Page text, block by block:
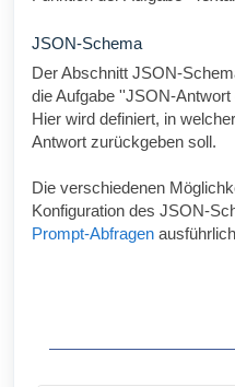
JSON-Schema
Der Abschnitt JSON-
die Aufgabe ''JSON-
Hier wird definiert, in
Antwort zurückgeben soll.
Die verschiedenen
Konfiguration des JSON-
Prompt-Abfragen